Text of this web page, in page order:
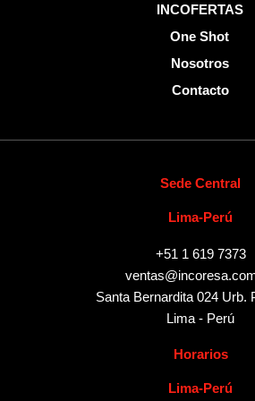
INCOFERTAS
One Shot
Nosotros
Contacto
Sede Central
Lima-Perú
+51 1 619 7373
Santa Bernardita 024 Urb.
Lima - Perú
Horarios
Lima-Perú